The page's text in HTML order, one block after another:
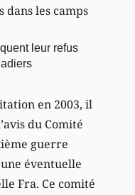
les camps
leur refus
en 2003, il
du Comité
guerre
éventuelle
Fra. Ce comité